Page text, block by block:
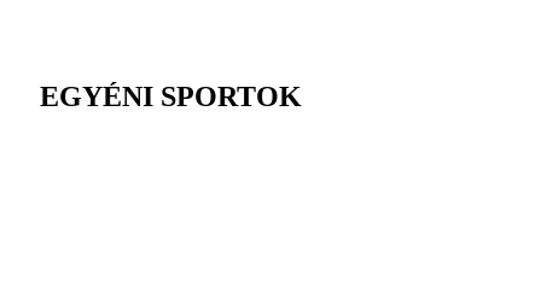
EGYÉNI SPORTOK